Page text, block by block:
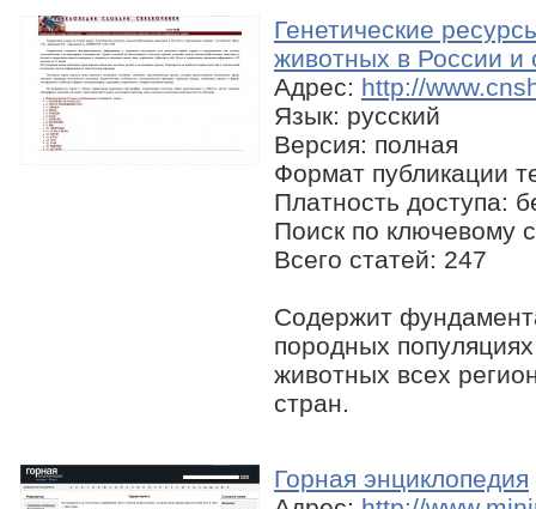
Генетические
животных в России и
Адрес: http://
Язык: русский
Версия: полная
Формат публикации
Платность доступа:
Поиск по ключевому
Всего статей: 247
Содержит
породных
животных всех
стран.
Горная энциклопедия